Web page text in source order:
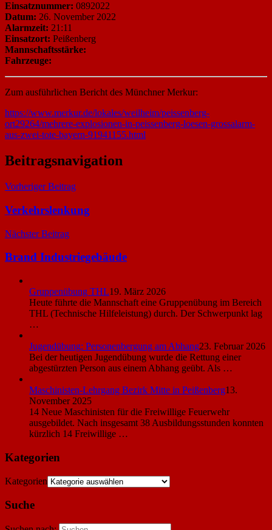
Einsatznummer: 0892022
Datum: 26. November 2022
Alarmzeit: 21:11
Einsatzort: Peißenberg
Mannschaftsstärke:
Fahrzeuge:
Zum ausführlichen Bericht des Münchner Merkur:
https://www.merkur.de/lokales/weilheim/peissenberg-
ort29264/mehrere-explosionen-in-peissenberg-loesen-grossalarm-
aus-zwei-tote-bayern-91941155.html
Beitragsnavigation
Vorheriger Beitrag
Verkehrslenkung
Nächster Beitrag
Brand Industriegebäude
Gruppenübung THL19. März 2026
Heute führte die Mannschaft eine Gruppenübung im Bereich
THL (Technische Hilfeleistung) durch. Der Schwerpunkt lag
…
Jugendübung: Personenbergung am Abhang23. Februar 2026
Bei der heutigen Jugendübung wurde die Rettung einer
abgestürzten Person aus einem Abhang geübt. Als …
Maschinisten-Lehrgang Bezirk Mitte in Peißenberg13.
November 2025
14 Neue Maschinisten für die Freiwillige Feuerwehr
ausgebildet. Nach insgesamt 38 Ausbildungsstunden konnten
kürzlich 14 Freiwillige …
Kategorien
Kategorien
Suche